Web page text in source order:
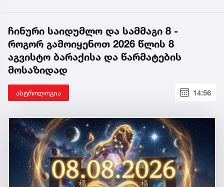
ჩინური საიდუმლო და სამმაგი 8 -
როგორ გამოიყენოთ 2026 წლის 8
აგვისტო ბარაქისა და წარმატების
მოსაზიდად
ასტროლოგია 14:56